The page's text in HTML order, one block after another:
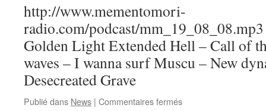
http://www.mementomori-
radio.com/podcast/
Golden Light Extended Hell – Call of
waves – I wanna surf Muscu – New
Desecreated Grave
Publié dans News | Commentaires ferméssur